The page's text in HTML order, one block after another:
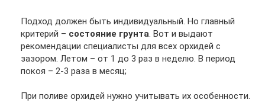
Подход должен быть индивидуальный. Но главный
критерий – состояние грунта. Вот и выдают
рекомендации специалисты для всех орхидей с
зазором. Летом – от 1 до 3 раз в неделю. В период
покоя – 2-3 раза в месяц;
При поливе орхидей нужно учитывать их особенности.